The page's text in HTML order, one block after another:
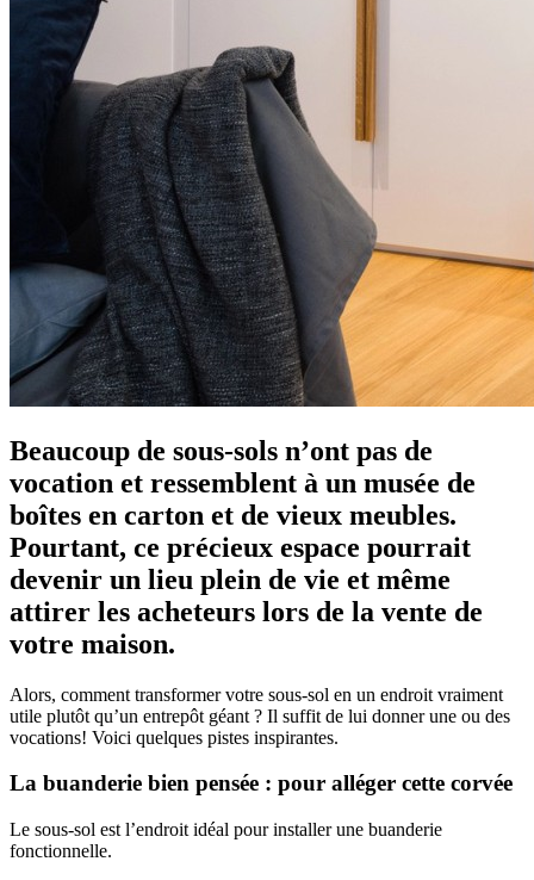
Beaucoup de sous-sols n’ont pas de
vocation et ressemblent à un musée de
boîtes en carton et de vieux meubles.
Pourtant, ce précieux espace pourrait
devenir un lieu plein de vie et même
attirer les acheteurs lors de la vente de
votre maison.
Alors, comment transformer votre sous-sol en un endroit vraiment
utile plutôt qu’un entrepôt géant ? Il suffit de lui donner une ou des
vocations! Voici quelques pistes inspirantes.
La buanderie bien pensée : pour alléger cette corvée
Le sous-sol est l’endroit idéal pour installer une buanderie
fonctionnelle.